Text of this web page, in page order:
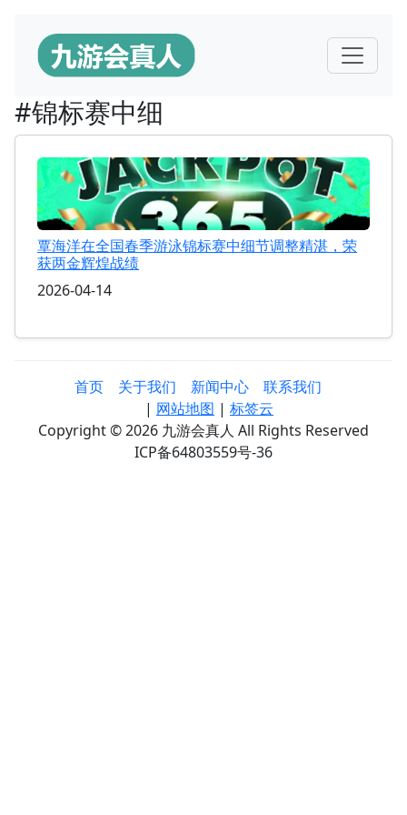
#锦标赛中细
覃海洋在全国春季游泳锦标赛中细节调整精湛，荣
获两金辉煌战绩
2026-04-14
首页 关于我们 新闻中心
联系我们
| 网站地图 | 标签云
Copyright © 2026 九游会真人 All Rights Reserved
ICP备64803559号-36